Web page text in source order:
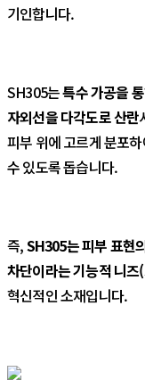
기인합니다.
SH305는특수 가공을
자외선을 다각도로 산란
피부 위에 고르게 분포
수 있도록 돕습니다.
즉,SH305는 피부 표현
차단이라는 기능적 니
혁신적인 소재입니다.